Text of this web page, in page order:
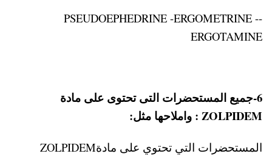
-PSEUDOEPHEDRINE -ERGOMETRINE -
ERGOTAMINE
6-جميع المستحضرات التى تحتوى على مادة
ZOLPIDEM : واملاحها مثل:
المستحضرات التي تحتوي على مادةZOLPIDEM